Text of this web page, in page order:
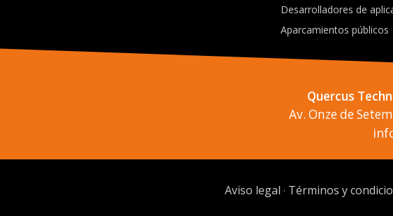
Desarrolladores de
Aparcamientos públicos
Quercus
Av. Onze de
Aviso legal · Términos y